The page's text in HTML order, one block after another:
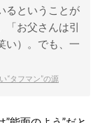
るということが
「お父さんは引
い）。でも、一
タフマン”の源